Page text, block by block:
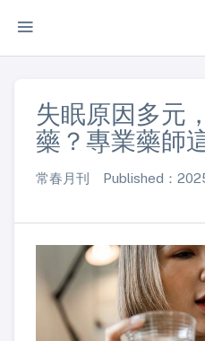
失眠原因多元
藥？專業藥師
常春月刊 Published：